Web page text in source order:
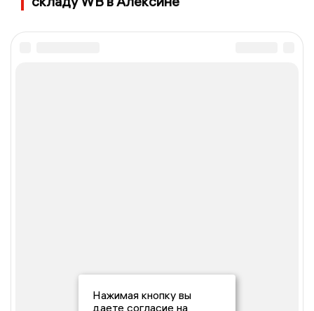
Нажимая кнопку вы
даете согласие на